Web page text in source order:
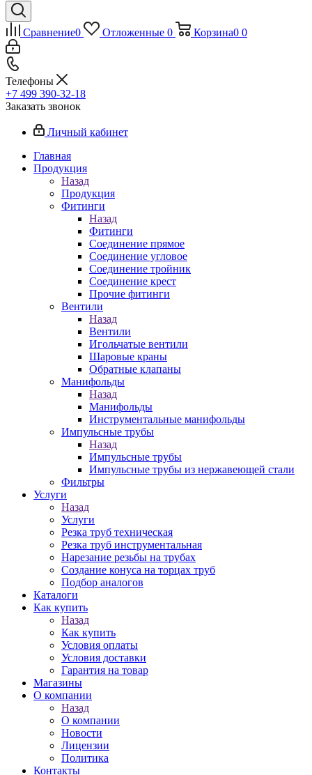
Сравнение0 Отложенные 0 Корзина0 0
Телефоны
+7 499 390-32-18
Заказать звонок
Личный кабинет
Главная
Продукция
Назад
Продукция
Фитинги
Назад
Фитинги
Соединение прямое
Соединение угловое
Соединение тройник
Соединение крест
Прочие фитинги
Вентили
Назад
Вентили
Игольчатые вентили
Шаровые краны
Обратные клапаны
Манифольды
Назад
Манифольды
Инструментальные манифольды
Импульсные трубы
Назад
Импульсные трубы
Импульсные трубы из нержавеющей стали
Фильтры
Услуги
Назад
Услуги
Резка труб техническая
Резка труб инструментальная
Нарезание резьбы на трубах
Создание конуса на торцах труб
Подбор аналогов
Каталоги
Как купить
Назад
Как купить
Условия оплаты
Условия доставки
Гарантия на товар
Магазины
О компании
Назад
О компании
Новости
Лицензии
Политика
Контакты